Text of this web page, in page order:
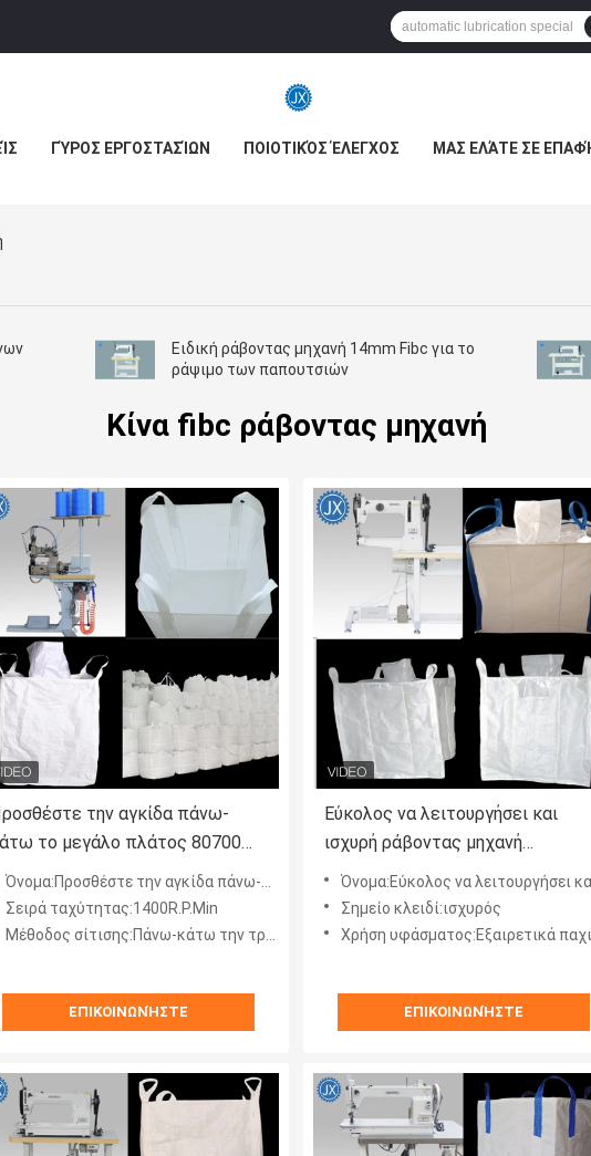
ΓΎΡΟΣ ΕΡΓΟΣΤΑΣΊΩΝ ΠΟΙΟΤΙΚΌΣ ΈΛΕΓΧΟΣ ΜΑΣ ΕΛΆΤΕ ΣΕ
Ειδική ράβοντας μηχανή 14mm Fibc για το
ράψιμο των παπουτσιών
Κίνα fibc ράβοντας μηχανή
την αγκίδα πάνω-
το μεγάλο πλάτος 80700
ραφών μηχανών ραψίματος
τόνου
Όνομα:Προσθέστε την αγκίδα πάνω-κάτω το μεγάλο πλάτος 80700 ραφών μηχανών ραψίματος τσαντών τόνου
Σειρά ταχύτητας:1400R.P.Min
Μέθοδος σίτισης:Πάνω-κάτω την τροφή
ΕΠΙΚΟΙΝΩΝΉΣΤΕ
Εύκολος να λειτουργήσει και
ισχυρή ράβοντας μηχανή
αποδοτικό 6-180-2 τσαντών Bluk
Όνομα:Εύκολος να λειτουργήσει και ισχυρή ράβοντας μηχανή αποδοτικό 6-180-2 τσαντών
Σημείο κλειδί:ισχυρός
Χρήση υφάσματος:Εξαιρετικά παχιά
ΕΠΙΚΟΙΝΩΝΉΣΤΕ